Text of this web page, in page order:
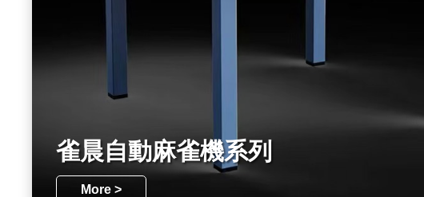
雀晨自動麻雀機系列
More >